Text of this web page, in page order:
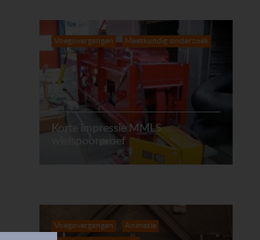
Voegovergangen Meetkundig onderzoek
Korte impressie MMLS
wielspoorproef
Voegovergangen Animatie